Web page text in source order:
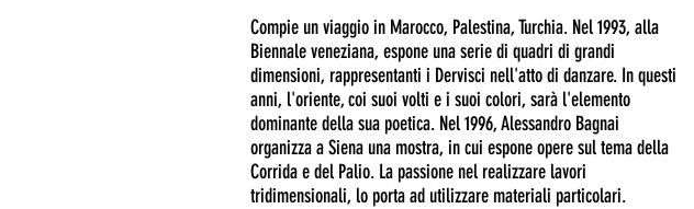
Compie un viaggio in Marocco, Palestina, Turchia. Nel 1993, alla
Biennale veneziana, espone una serie di quadri di grandi
dimensioni, rappresentanti i Dervisci nell'atto di danzare. In questi
anni, l'oriente, coi suoi volti e i suoi colori, sarà l'elemento
dominante della sua poetica. Nel 1996, Alessandro Bagnai
organizza a Siena una mostra, in cui espone opere sul tema della
Corrida e del Palio. La passione nel realizzare lavori
tridimensionali, lo porta ad utilizzare materiali particolari.